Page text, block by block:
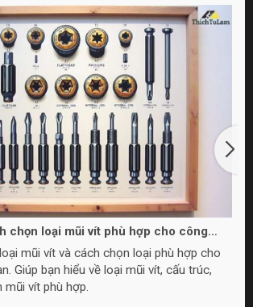
chọn loại mũi vít phù hợp cho công
mũi vít và cách chọn loại phù hợp cho
Giúp bạn hiểu về loại mũi vít, cấu trúc,
mũi vít phù hợp.